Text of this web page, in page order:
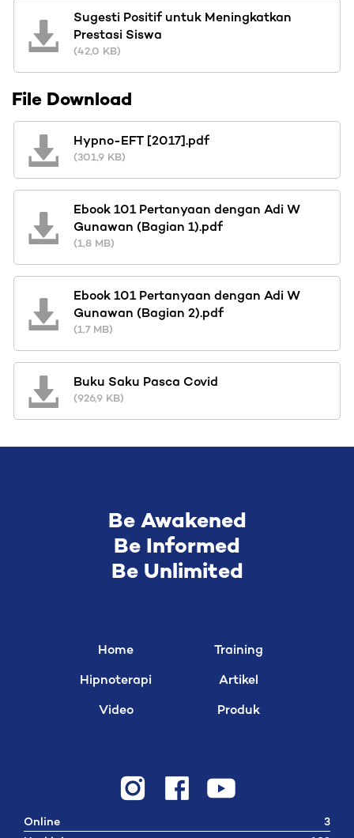
Sugesti Positif untuk Meningkatkan
Prestasi Siswa
(42,0 KB)
File Download
Hypno-EFT [2017].pdf
(301,9 KB)
Ebook 101 Pertanyaan dengan Adi W
Gunawan (Bagian 1).pdf
(1,8 MB)
Ebook 101 Pertanyaan dengan Adi W
Gunawan (Bagian 2).pdf
(1,7 MB)
Buku Saku Pasca Covid
(926,9 KB)
Be Awakened
Be Informed
Be Unlimited
Home
Hipnoterapi
Video
Training
Artikel
Produk
Online
3